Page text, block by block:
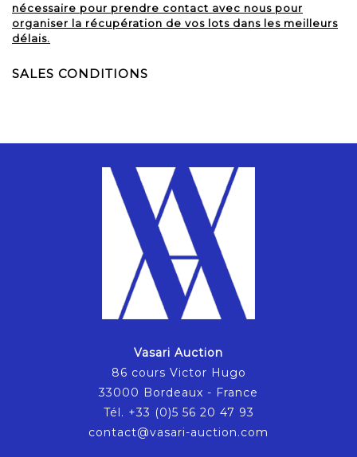
nécessaire pour prendre contact avec nous pour
organiser la récupération de vos lots dans les meilleurs
délais.
SALES CONDITIONS
Vasari Auction
86 cours Victor Hugo
33000 Bordeaux - France
Tél. +33 (0)5 56 20 47 93
contact@vasari-auction.com